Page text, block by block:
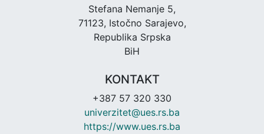
Stefana Nemanje 5,
71123, Istočno Sarajevo,
Republika Srpska
BiH
KONTAKT
+387 57 320 330
univerzitet@ues.rs.ba
https://www.ues.rs.ba